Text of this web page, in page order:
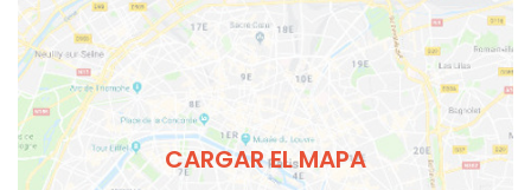
CARGAR EL MAPA